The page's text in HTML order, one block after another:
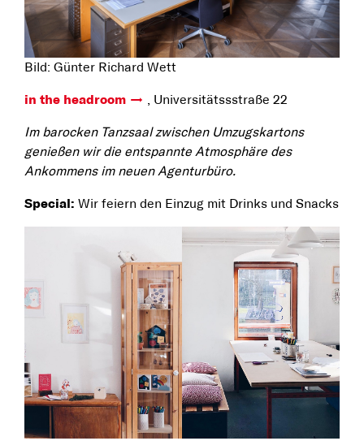
Bild: Günter Richard Wett
in the headroom , Universitätssstraße 22
Im barocken Tanzsaal zwischen Umzugskartons
genießen wir die entspannte Atmosphäre des
Ankommens im neuen Agenturbüro.
Special: Wir feiern den Einzug mit Drinks und Snacks